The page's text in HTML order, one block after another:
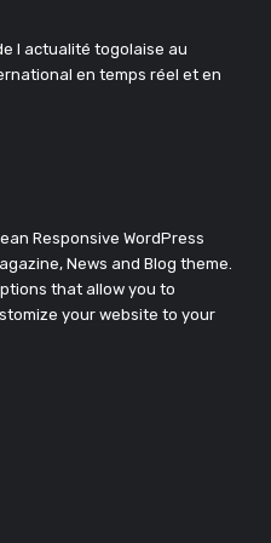
l actualité togolaise au
en temps réel et en
Responsive WordPress
News and Blog theme.
that allow you to
your website to your